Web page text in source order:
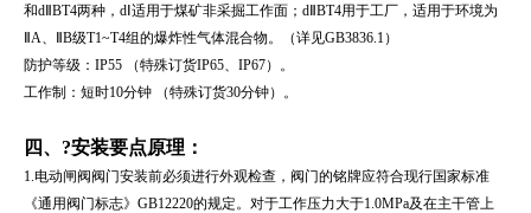
和dⅡBT4两种，dⅠ适用于煤矿非采掘工作面；dⅡBT4用于工厂，适用于环境为
ⅡA、ⅡB级T1~T4组的爆炸性气体混合物。（详见GB3836.1）
防护等级：IP55 （特殊订货IP65、IP67）。
工作制：短时10分钟 （特殊订货30分钟）。
四、 ?安装要点原理：
1.电动闸阀阀门安装前必须进行外观检查，阀门的铭牌应符合现行国家标准
《通用阀门标志》GB12220的规定。对于工作压力大于1.0MPa及在主干管上